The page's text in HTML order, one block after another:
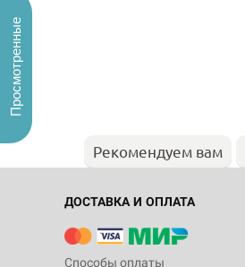
Рекомендуем вам
ДОСТАВКА И ОПЛАТА
Способы оплаты
Просмотренные